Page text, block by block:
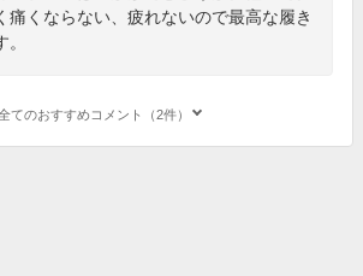
痛くならない、疲れないので最高な履き
てのおすすめコメント（2件）